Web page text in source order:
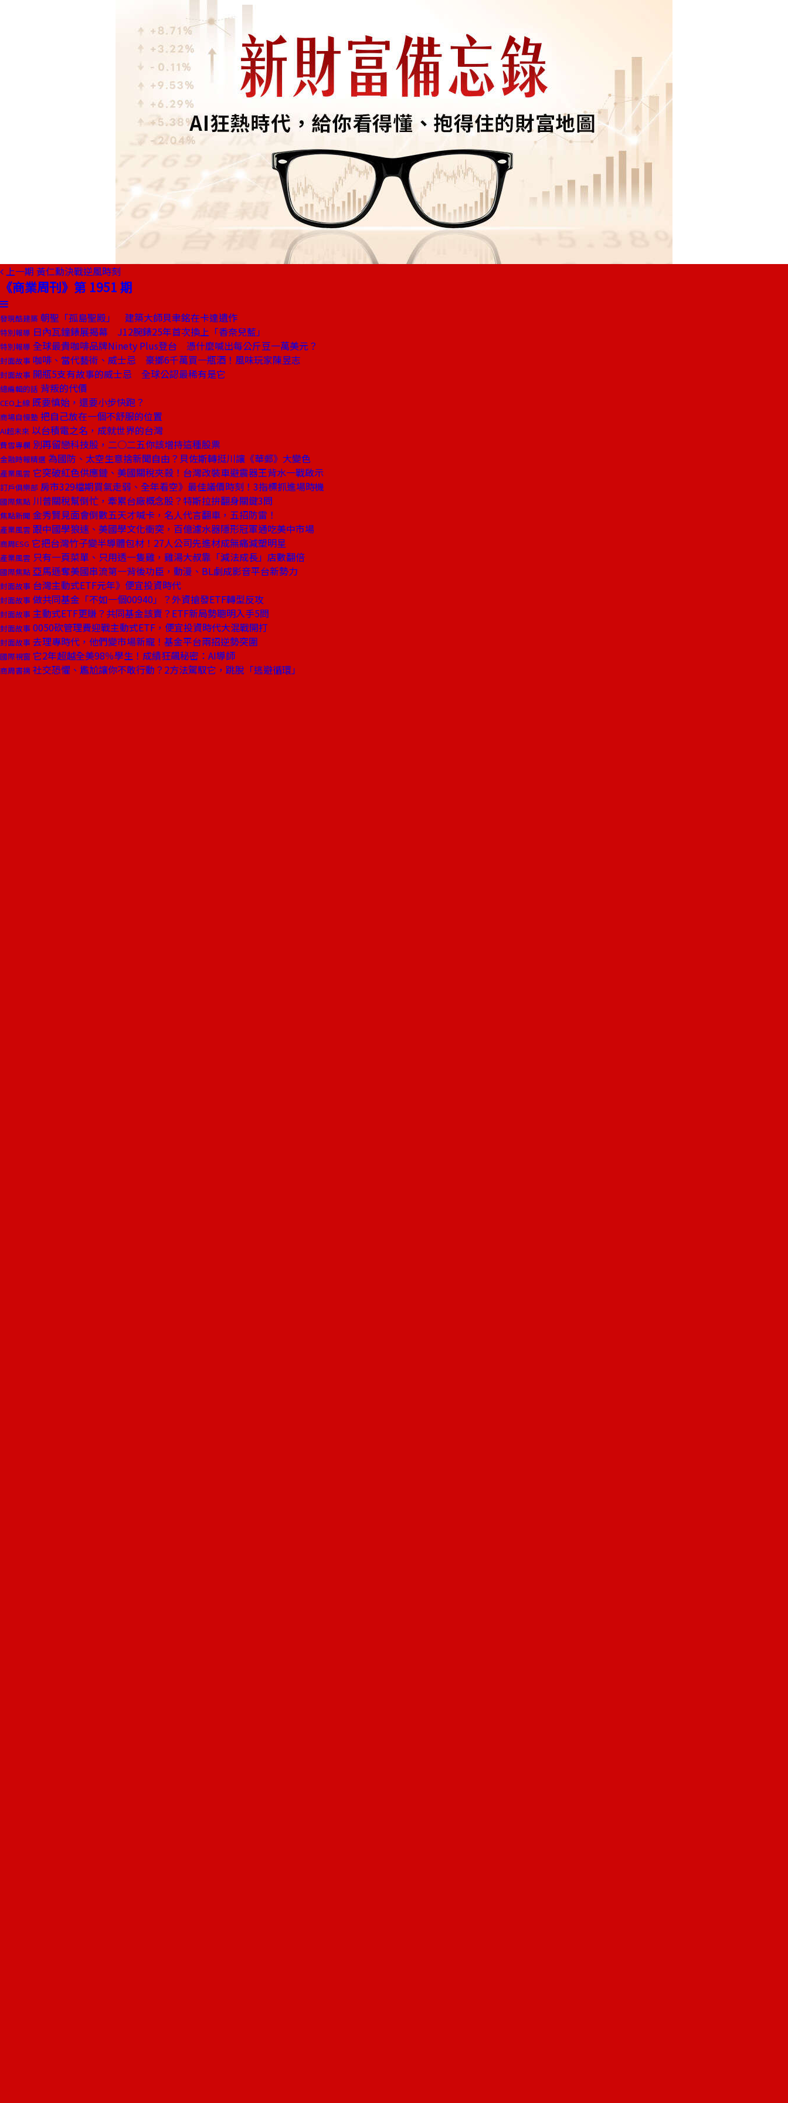
上一期 黃仁勳決戰逆風時刻
《商業周刊》第 1951 期
發現酷建築 朝聖「孤島聖殿」 建築大師貝聿銘在卡達遺作
特別報導 日內瓦鐘錶展揭幕 J12腕錶25年首次換上「香奈兒藍」
特別報導 全球最貴咖啡品牌Ninety Plus登台 憑什麼喊出每公斤豆一萬美元？
封面故事 咖啡、當代藝術、威士忌 豪擲6千萬買一瓶酒！風味玩家陳昱志
封面故事 開瓶5支有故事的威士忌 全球公認最稀有是它
總編輯的話 背叛的代價
CEO上線 既要慎始，還要小步快跑？
商場自慢塾 把自己放在一個不舒服的位置
AI超未來 以台積電之名，成就世界的台灣
費雪專欄 別再留戀科技股，二○二五你該增持這種股票
金融時報精選 為國防、太空生意捨新聞自由？貝佐斯轉挺川讓《華郵》大變色
產業風雲 它突破紅色供應鏈、美國關稅夾殺！台灣改裝車避震器王背水一戰啟示
訂戶俱樂部 房市329檔期買氣走弱、全年看空》最佳議價時刻！3指標抓進場時機
國際焦點 川普關稅幫倒忙，牽累台廠概念股？特斯拉拚翻身關鍵3問
焦點新聞 金秀賢見面會倒數五天才喊卡，名人代言翻車，五招防雷！
產業風雲 跟中國學狼速、美國學文化衝突，百億濾水器隱形冠軍通吃美中市場
商周ESG 它把台灣竹子變半導體包材！27人公司先進材成無痛減塑明星
產業風雲 只有一頁菜單、只用透一隻雞，雞湯大叔靠「減法成長」店數翻倍
國際焦點 亞馬遜奪美國串流第一背後功臣，動漫、BL劇成影音平台新勢力
封面故事 台灣主動式ETF元年》便宜投資時代
封面故事 做共同基金「不如一個00940」？外資搶發ETF轉型反攻
封面故事 主動式ETF更賺？共同基金該賣？ETF新局勢聰明入手5問
封面故事 0050砍管理費迎戰主動式ETF，便宜投資時代大混戰開打
封面故事 去理專時代，他們變市場新寵！基金平台兩招逆勢突圍
國際視窗 它2年超越全美98％學生！成績狂飆秘密：AI導師
商周書摘 社交恐懼、尷尬讓你不敢行動？2方法駕馭它，跳脫「逃避循環」